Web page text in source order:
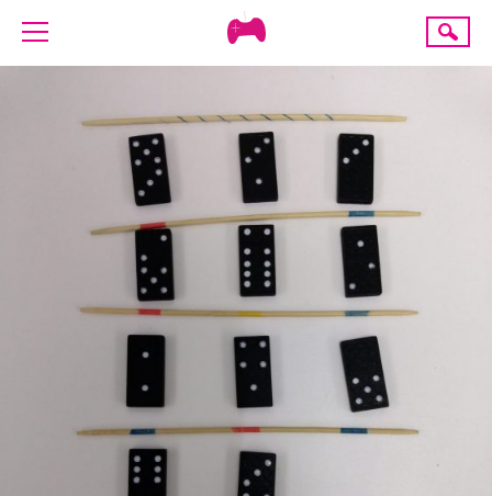
Creative
AKTUELLES
TERMINE
ANGEBOTE
PROJEKTE
PRESSE
SPENDE
Suche